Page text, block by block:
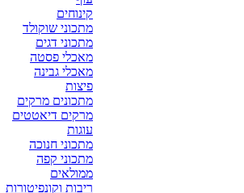
קינוחים
מתכוני שוקולד
מתכוני דגים
מאכלי פסטה
מאכלי גבינה
פיצות
מתכונים מרקים
מרקים דיאטטים
עוגות
מתכוני חנוכה
מתכוני קפה
ממולאים
ריבות וקונפיטורות